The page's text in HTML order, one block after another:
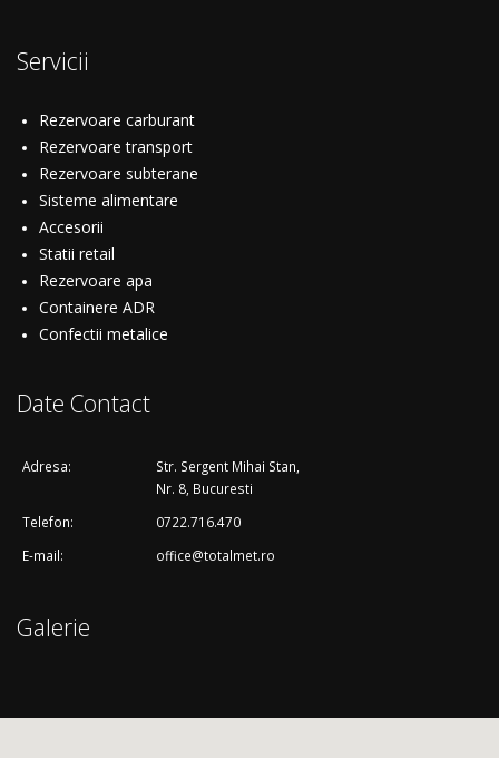
Servicii
Rezervoare carburant
Rezervoare transport
Rezervoare subterane
Sisteme alimentare
Accesorii
Statii retail
Rezervoare apa
Containere ADR
Confectii metalice
Date Contact
Adresa:
Str. Sergent Mihai Stan,
Nr. 8, Bucuresti
Telefon:
0722.716.470
E-mail:
office@totalmet.ro
Galerie